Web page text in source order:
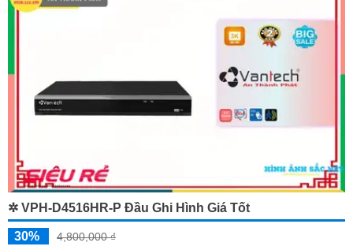
✲ VPH-D4516HR-P Đầu Ghi Hình Giá Tốt
30% 4,800,000 ₫